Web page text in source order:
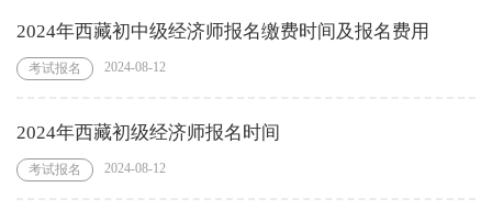
2024年西藏初中级经济师报名缴费时间及报名费用
考试报名 2024-08-12
2024年西藏初级经济师报名时间
考试报名 2024-08-12